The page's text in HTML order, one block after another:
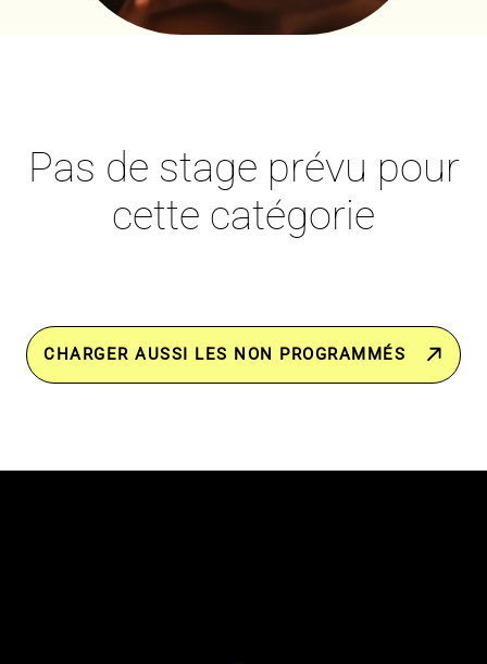
Pas de stage prévu pour
cette catégorie
CHARGER AUSSI LES NON PROGRAMMÉS